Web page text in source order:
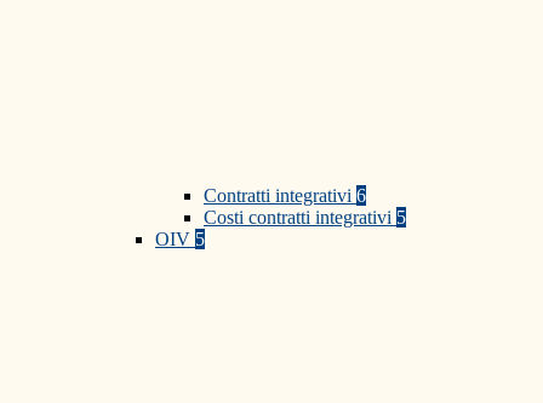
Contratti integrativi 6
Costi contratti integrativi 5
OIV 5